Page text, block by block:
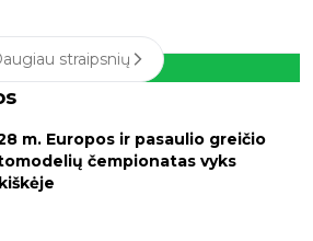
straipsnių
m. Europos ir pasaulio greičio
čempionatas vyks